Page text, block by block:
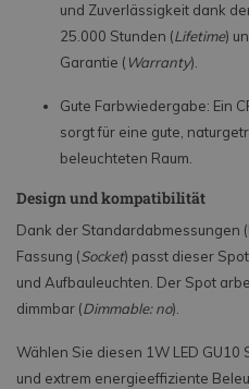
und Zuverlässigkeit dank
25.000 Stunden (Lifetime)
Garantie ( Warranty).
Gute Farbwiedergabe: Ein
sorgt für eine gute,
beleuchteten Raum.
Design und kompatibilität
Dank der Standardabmessungen
Fassung (Socket) passt dieser
und Aufbauleuchten. Der Spot
dimmbar (Dimmable: no).
Wählen Sie diesen 1W LED GU10
und extrem energieeffiziente